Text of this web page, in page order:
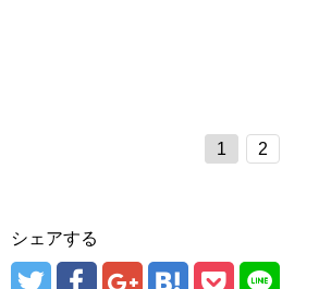
1 2
シェアする